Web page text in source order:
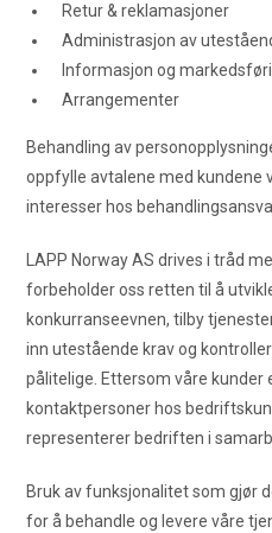
Retur & reklamasjoner
Administrasjon av
Informasjon og
Arrangementer
Behandling av
oppfylle avtalene med kundene
interesser hos
LAPP Norway AS drives i tråd
forbeholder oss retten til å
konkurranseevnen, tilby
inn utestående krav og
pålitelige. Ettersom våre kunder
kontaktpersoner hos
representerer bedriften i
Bruk av funksjonalitet som gjør
for å behandle og levere våre